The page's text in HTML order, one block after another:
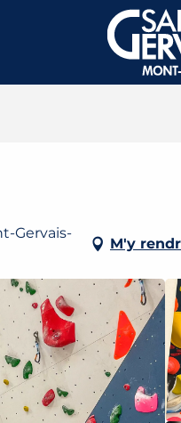
Gervais-
M'y